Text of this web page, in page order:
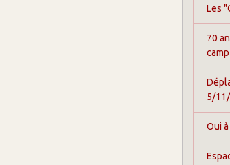
Les
70
camp
5/
Oui